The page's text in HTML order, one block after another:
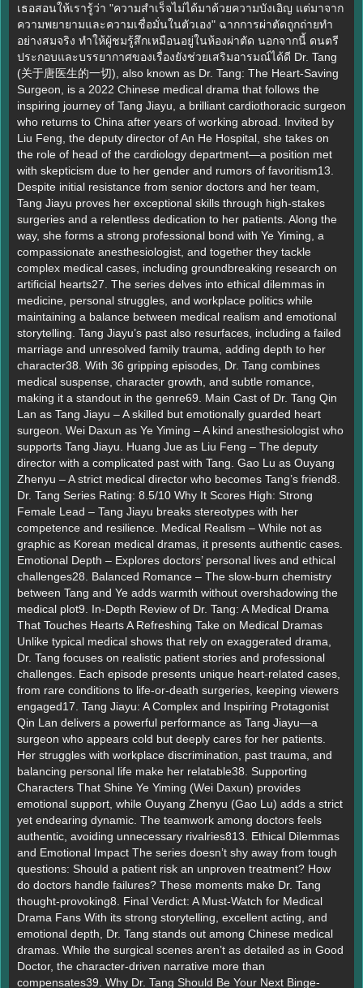
เธอสอนให้เรารู้ว่า "ความสำเร็จไม่ได้มาด้วยความบังเอิญ แต่มาจาก
ความพยายามและความเชื่อมั่นในตัวเอง" ฉากการผ่าตัดถูกถ่ายทำ
อย่างสมจริง ทำให้ผู้ชมรู้สึกเหมือนอยู่ในห้องผ่าตัด นอกจากนี้ ดนตรี
ประกอบและบรรยากาศของเรื่องยังช่วยเสริมอารมณ์ได้ดี Dr. Tang
(关于唐医生的一切), also known as Dr. Tang: The Heart-Saving
Surgeon, is a 2022 Chinese medical drama that follows the
inspiring journey of Tang Jiayu, a brilliant cardiothoracic surgeon
who returns to China after years of working abroad. Invited by
Liu Feng, the deputy director of An He Hospital, she takes on
the role of head of the cardiology department—a position met
with skepticism due to her gender and rumors of favoritism13.
Despite initial resistance from senior doctors and her team,
Tang Jiayu proves her exceptional skills through high-stakes
surgeries and a relentless dedication to her patients. Along the
way, she forms a strong professional bond with Ye Yiming, a
compassionate anesthesiologist, and together they tackle
complex medical cases, including groundbreaking research on
artificial hearts27. The series delves into ethical dilemmas in
medicine, personal struggles, and workplace politics while
maintaining a balance between medical realism and emotional
storytelling. Tang Jiayu’s past also resurfaces, including a failed
marriage and unresolved family trauma, adding depth to her
character38. With 36 gripping episodes, Dr. Tang combines
medical suspense, character growth, and subtle romance,
making it a standout in the genre69. Main Cast of Dr. Tang Qin
Lan as Tang Jiayu – A skilled but emotionally guarded heart
surgeon. Wei Daxun as Ye Yiming – A kind anesthesiologist who
supports Tang Jiayu. Huang Jue as Liu Feng – The deputy
director with a complicated past with Tang. Gao Lu as Ouyang
Zhenyu – A strict medical director who becomes Tang’s friend8.
Dr. Tang Series Rating: 8.5/10 Why It Scores High: Strong
Female Lead – Tang Jiayu breaks stereotypes with her
competence and resilience. Medical Realism – While not as
graphic as Korean medical dramas, it presents authentic cases.
Emotional Depth – Explores doctors’ personal lives and ethical
challenges28. Balanced Romance – The slow-burn chemistry
between Tang and Ye adds warmth without overshadowing the
medical plot9. In-Depth Review of Dr. Tang: A Medical Drama
That Touches Hearts A Refreshing Take on Medical Dramas
Unlike typical medical shows that rely on exaggerated drama,
Dr. Tang focuses on realistic patient stories and professional
challenges. Each episode presents unique heart-related cases,
from rare conditions to life-or-death surgeries, keeping viewers
engaged17. Tang Jiayu: A Complex and Inspiring Protagonist
Qin Lan delivers a powerful performance as Tang Jiayu—a
surgeon who appears cold but deeply cares for her patients.
Her struggles with workplace discrimination, past trauma, and
balancing personal life make her relatable38. Supporting
Characters That Shine Ye Yiming (Wei Daxun) provides
emotional support, while Ouyang Zhenyu (Gao Lu) adds a strict
yet endearing dynamic. The teamwork among doctors feels
authentic, avoiding unnecessary rivalries813. Ethical Dilemmas
and Emotional Impact The series doesn’t shy away from tough
questions: Should a patient risk an unproven treatment? How
do doctors handle failures? These moments make Dr. Tang
thought-provoking8. Final Verdict: A Must-Watch for Medical
Drama Fans With its strong storytelling, excellent acting, and
emotional depth, Dr. Tang stands out among Chinese medical
dramas. While the surgical scenes aren’t as detailed as in Good
Doctor, the character-driven narrative more than
compensates39. Why Dr. Tang Should Be Your Next Binge-